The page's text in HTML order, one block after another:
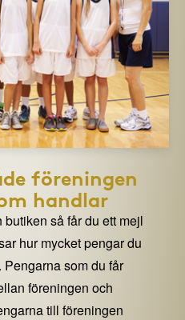
föreningen
handlar
så får du ett mejl
hur mycket pengar du
Pengarna som du får
föreningen och
till föreningen